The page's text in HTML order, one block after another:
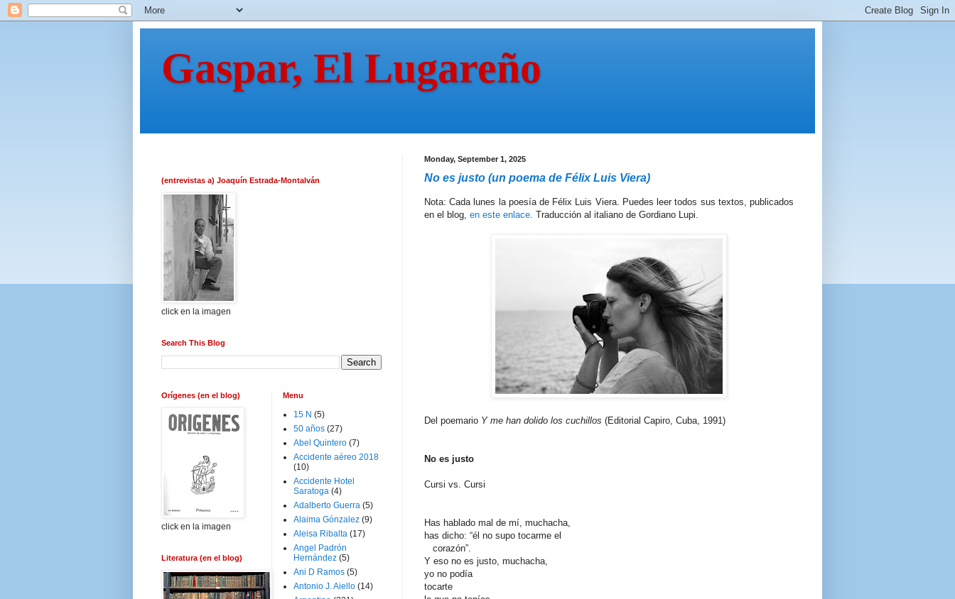
Gaspar, El Lugareño
Monday, September 1, 2025
No es justo (un poema de Félix Luis Viera)
Nota: Cada lunes la poesía de Félix Luis Viera. Puedes leer todos sus textos, publicados
en el blog, en este enlace. Traducción al italiano de Gordiano Lupi.
Del poemario Y me han dolido los cuchillos (Editorial Capiro, Cuba, 1991)
No es justo
Cursi vs. Cursi
Has hablado mal de mí, muchacha,
has dicho: “él no supo tocarme el
corazón”.
Y eso no es justo, muchacha,
yo no podía
tocarte
(entrevistas a) Joaquín Estrada-Montalván
click en la imagen
Search This Blog
Orígenes (en el blog)
click en la imagen
Literatura (en el blog)
Menu
15 N (5)
50 años (27)
Abel Quintero (7)
Accidente aéreo 2018
(10)
Accidente Hotel
Saratoga (4)
Adalberto Guerra (5)
Alaima Gónzalez (9)
Aleisa Ribalta (17)
Angel Padrón
Hernández (5)
Ani D Ramos (5)
Antonio J. Aiello (14)